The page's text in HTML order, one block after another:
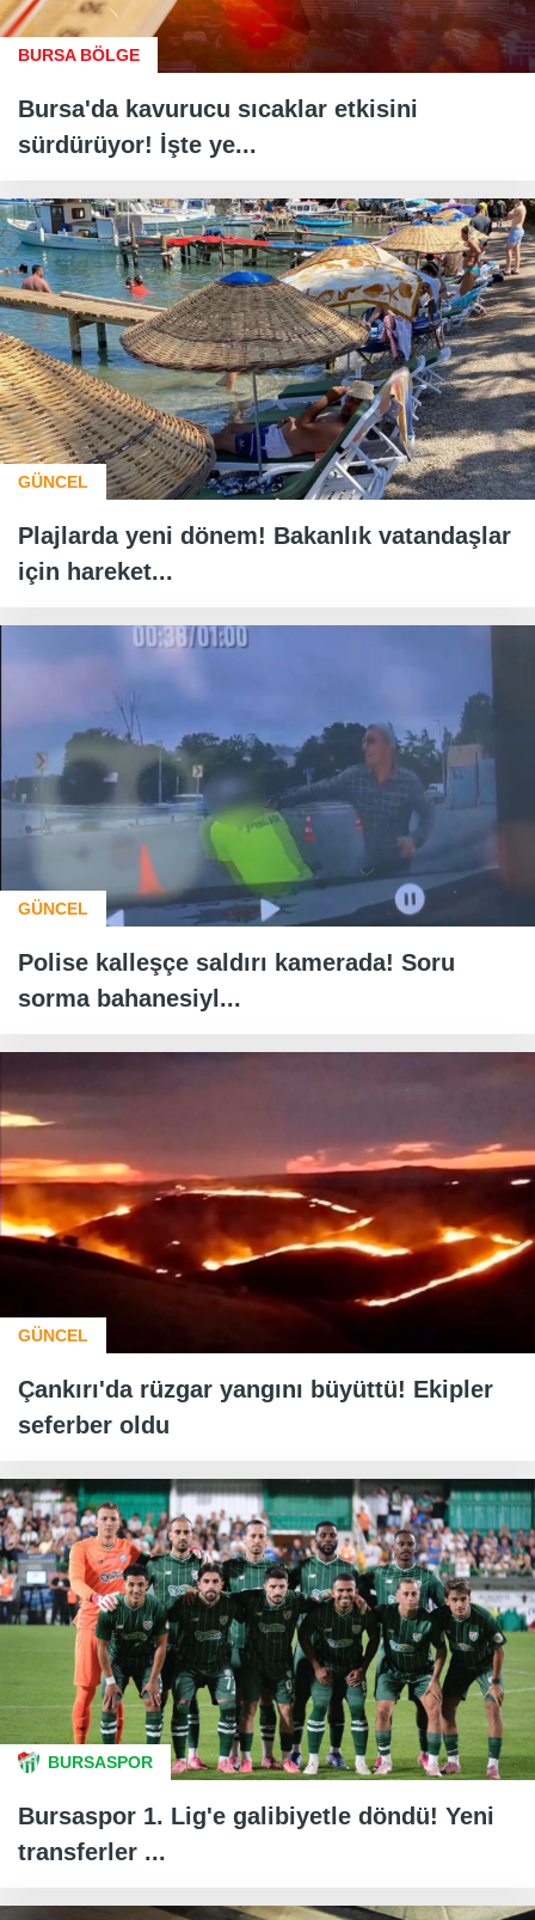
BURSA BÖLGE
Bursa'da kavurucu sıcaklar etkisini
sürdürüyor! İşte ye...
GÜNCEL
Plajlarda yeni dönem! Bakanlık vatandaşlar
için hareket...
GÜNCEL
Polise kalleşçe saldırı kamerada! Soru
sorma bahanesiyl...
GÜNCEL
Çankırı'da rüzgar yangını büyüttü! Ekipler
seferber oldu
BURSASPOR
Bursaspor 1. Lig'e galibiyetle döndü! Yeni
transferler ...